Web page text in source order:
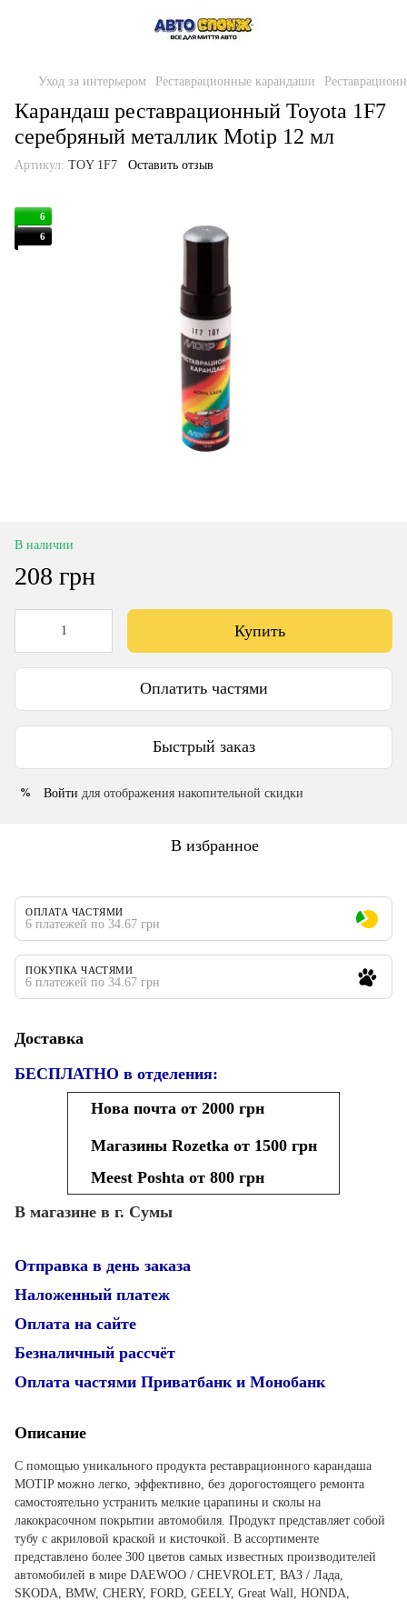
Уход за интерьером Реставрационные карандаши
Карандаш реставрационный Toyota 1F7
серебряный металлик Motip 12 мл
Артикул: TOY 1F7 Оставить отзыв
6
6
В наличии
208 грн
Купить
Оплатить частями
Быстрый заказ
% Войти для отображения накопительной скидки
В избранное
ОПЛАТА ЧАСТЯМИ
6 платежей по 34.67 грн
ПОКУПКА ЧАСТЯМИ
6 платежей по 34.67 грн
Доставка
БЕСПЛАТНО в отделения:
Нова почта от 2000 грн
Магазины Rozetka от 1500 грн
Meest Poshta от 800 грн
В магазине в г. Сумы
Отправка в день заказа
Наложенный платеж
Оплата на сайте
Безналичный рассчёт
Оплата частями Приватбанк и Монобанк
Описание
С помощью уникального продукта реставрационного карандаша
MOTIP можно легко, эффективно, без дорогостоящего ремонта
самостоятельно устранить мелкие царапины и сколы на
лакокрасочном покрытии автомобиля. Продукт представляет собой
тубу с акриловой краской и кисточкой. В ассортименте
представлено более 300 цветов самых известных производителей
автомобилей в мире DAEWOO / CHEVROLET, ВАЗ / Лада,
SKODA, BMW, CHERY, FORD, GEELY, Great Wall, HONDA,